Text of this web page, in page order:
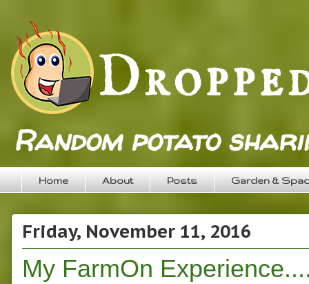
Random potato
Home About Posts Garden &
Friday, November 11, 2016
My FarmOn